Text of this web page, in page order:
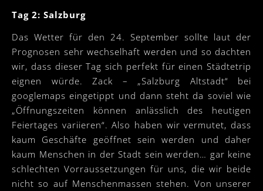
Tag 2: Salzburg
Das Wetter für den 24. September sollte laut der
Prognosen sehr wechselhaft werden und so dachten
wir, dass dieser Tag sich perfekt für einen Städtetrip
eignen würde. Zack – „Salzburg Altstadt“ bei
googlemaps eingetippt und dann steht da soviel wie
„Öffnungszeiten können anlässlich des heutigen
Feiertages variieren“. Also haben wir vermutet, dass
kaum Geschäfte geöffnet sein werden und daher
kaum Menschen in der Stadt sein werden… gar keine
schlechten Vorraussetzungen für uns, die wir beide
nicht so auf Menschenmassen stehen. Von unserer